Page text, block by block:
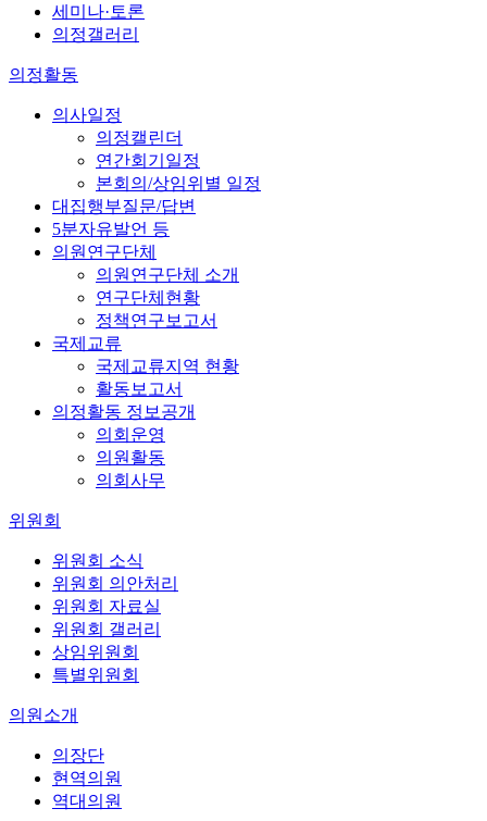
세미나·토론
의정갤러리
의정활동
의사일정
의정캘린더
연간회기일정
본회의/상임위별 일정
대집행부질문/답변
5분자유발언 등
의원연구단체
의원연구단체 소개
연구단체현황
정책연구보고서
국제교류
국제교류지역 현황
활동보고서
의정활동 정보공개
의회운영
의원활동
의회사무
위원회
위원회 소식
위원회 의안처리
위원회 자료실
위원회 갤러리
상임위원회
특별위원회
의원소개
의장단
현역의원
역대의원